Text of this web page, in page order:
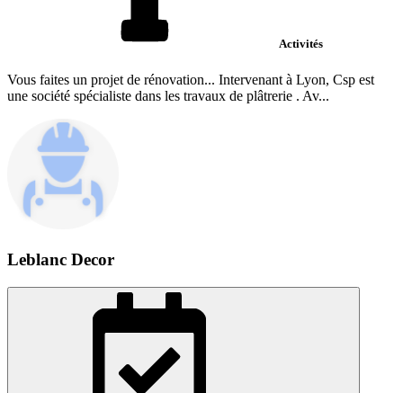
Activités
Vous faites un projet de rénovation... Intervenant à Lyon, Csp est
une société spécialiste dans les travaux de plâtrerie . Av...
Leblanc Decor